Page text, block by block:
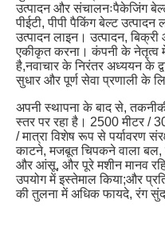
उत्पादन और संचालनःपैकेजिंग
पीईटी, पीपी पैकिंग बेल्ट
उत्पादन लाइन। उत्पादन,
एकीकृत करना। कंपनी के नेतृत्व में
है,नवाचार के निरंतर अध्ययन के
सुधार और पूर्ण सेवा प्रणाली के
अपनी स्थापना के बाद से,
स्तर पर रहा है। 2500 मीटर /
/ मात्रा विशेष रूप से पर्यावरण
काटने, मजबूत चिपकने वाला बल,
और आंसू, और पूरे मशीन मानव
उपयोग में इस्तेमाल किया;और
की तुलना में अधिक फायदे, रंग